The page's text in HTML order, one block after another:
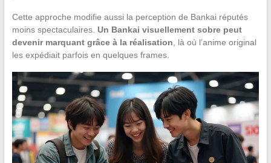
Cette approche modifie aussi la perception de Bankai réputés
moins spectaculaires. Un Bankai visuellement sobre peut
devenir marquant grâce à la réalisation, là où l’anime original
les expédiait parfois en quelques frames.